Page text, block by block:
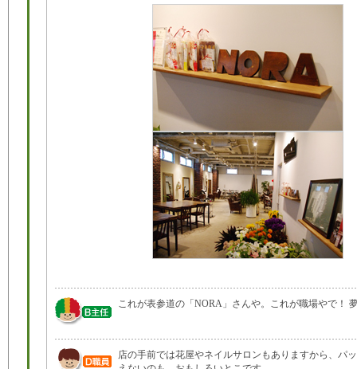
これが表参道の「NORA」さんや。これが職場やで！
店の手前では花屋やネイルサロンもありますから、パ